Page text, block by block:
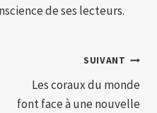
de ses lecteurs.
SUIVANT
Les coraux du monde
font face à une nouvelle